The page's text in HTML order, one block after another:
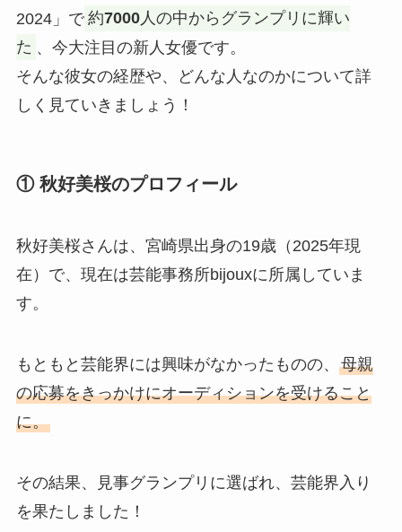
2024」で 約7000人の中からグランプリに輝い
た 、今大注目の新人女優です。
そんな彼女の経歴や、どんな人なのかについて詳
しく見ていきましょう！
① 秋好美桜のプロフィール
秋好美桜さんは、宮崎県出身の19歳（2025年現
在）で、現在は芸能事務所bijouxに所属していま
す。
もともと芸能界には興味がなかったものの、 母親
の応募をきっかけにオーディションを受けること
に。
その結果、見事グランプリに選ばれ、芸能界入り
を果たしました！